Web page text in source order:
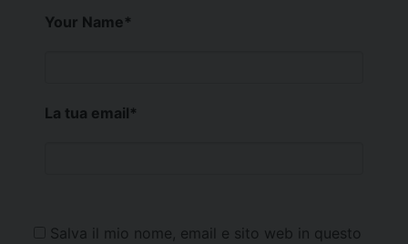
Your Name*
La tua email*
Salva il mio nome, email e sito web in questo